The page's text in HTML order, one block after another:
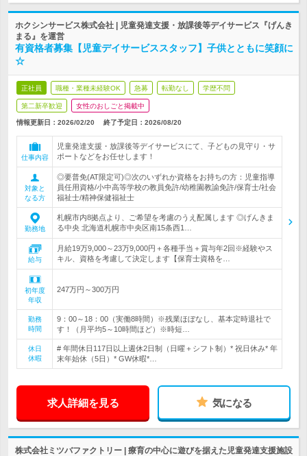
ホクシンサービス株式会社 | 児童発達支援・放課後等デイサービス『げんき
まる』を運営
有資格者募集【児童デイサービススタッフ】子供とともに笑顔に
☆
正社員 職種・業種未経験OK 急募 転勤なし 学歴不問
第二新卒歓迎 女性のおしごと掲載中
情報更新日：2026/02/20 終了予定日： 2026/08/20
仕事内容
児童発達支援・放課後等デイサービスにて、子どもの見守り・サ
ポートなどをお任せします！
対象と
なる方
◎要普免(AT限定可)◎次のいずれか資格をお持ちの方：児童指導
員任用資格/小中高等学校の教員免許/幼稚園教諭免許/保育士/社会
福祉士/精神保健福祉士
勤務地
札幌市内8拠点より、ご希望を考慮のうえ配属します ◎げんきま
る中央 北海道札幌市中央区南15条西1…
給与
月給19万9,000～23万9,000円＋各種手当＋賞与年2回※経験やス
キル、資格を考慮して決定します【保育士資格を…
初年度
年収
247万円～300万円
勤務
時間
9：00～18：00（実働8時間）※残業ほぼなし、基本定時退社で
す！（月平均5～10時間ほど）※時短…
休日
休暇
# 年間休日117日以上週休2日制（日曜＋シフト制）* 祝日休み* 年
末年始休（5日）* GW休暇*…
求人詳細を見る 気になる
株式会社ミツバファクトリー | 療育の中心に遊びを据えた児童発達支援施設